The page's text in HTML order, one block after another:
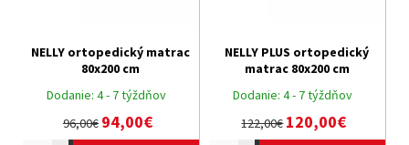
Dodanie: 4 - 7 týždňov
NELLY ortopedický matrac
80x200 cm
96,00€ 94,00€
Dodanie: 4 - 7 týždňov
NELLY PLUS ortopedický
matrac 80x200 cm
122,00€120,00€